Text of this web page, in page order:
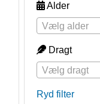
Alder
Vælg alder
Dragt
Vælg dragt
Ryd filter